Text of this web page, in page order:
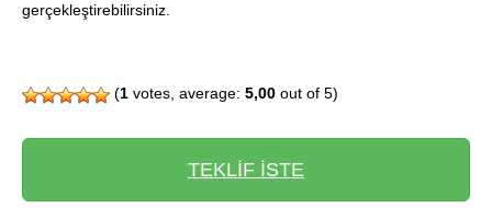
gerçekleştirebilirsiniz.
(1 votes, average: 5,00 out of 5)
TEKLİF İSTE